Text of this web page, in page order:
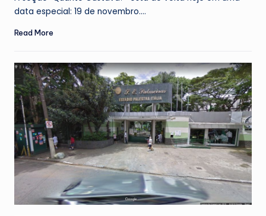
data especial: 19 de novembro.…
Read More